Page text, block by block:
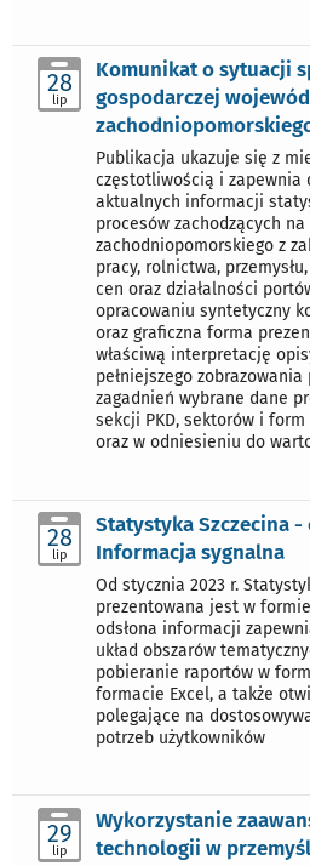
28
lip
Komunikat o sytuacji
gospodarczej
Publikacja ukazuje się z
częstotliwością i zapewnia
aktualnych informacji
procesów zachodzących
zachodniopomorskiego z
pracy, rolnictwa,
cen oraz działalności
opracowaniu syntetyczny
oraz graficzna forma
właściwą interpretację
pełniejszego
zagadnień wybrane dane
sekcji PKD, sektorów i
oraz w odniesieniu do
28
lip
Statystyka Szczecina -
Informacja sygnalna
Od stycznia 2023 r.
prezentowana jest w
odsłona informacji
układ obszarów
pobieranie raportów w
formacie Excel, a także
polegające na
potrzeb użytkowników
29
lip
Wykorzystanie
technologii w